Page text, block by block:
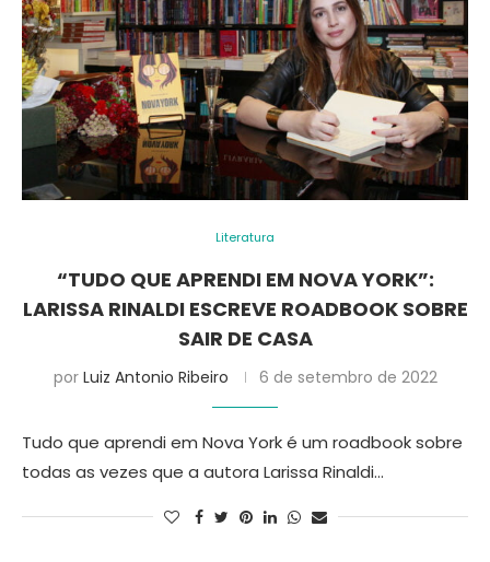
Literatura
“TUDO QUE APRENDI EM NOVA YORK”:
LARISSA RINALDI ESCREVE ROADBOOK SOBRE
SAIR DE CASA
por Luiz Antonio Ribeiro 6 de setembro de 2022
Tudo que aprendi em Nova York é um roadbook sobre
todas as vezes que a autora Larissa Rinaldi…